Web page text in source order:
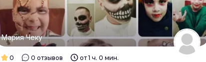
Мария Чеку
0 0 отзывов от 1 ч. 0 мин.